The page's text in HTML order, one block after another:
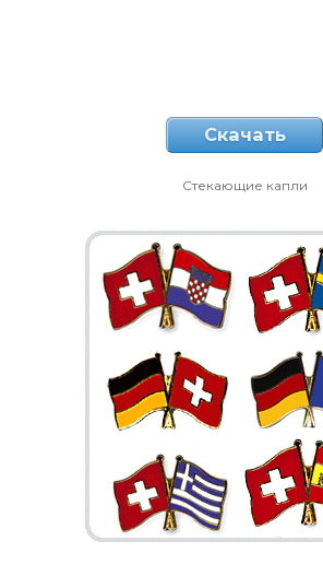
Скачать
Стекающие капли